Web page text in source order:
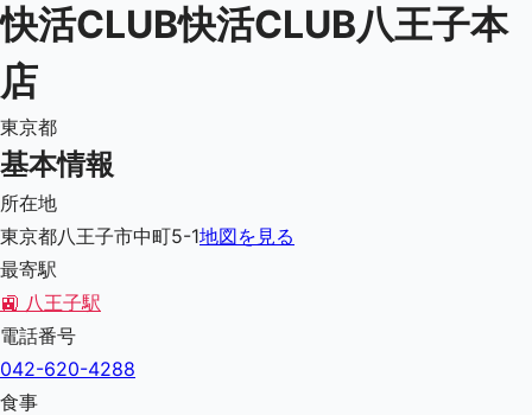
快活CLUB快活CLUB八王子本
店
東京都
基本情報
所在地
東京都八王子市中町5-1地図を見る
最寄駅
🚉 八王子駅
電話番号
042-620-4288
食事